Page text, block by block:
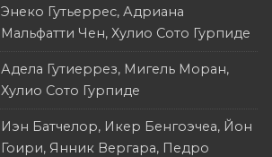
Энеко Гутьеррес, Адриана
Мальфатти Чен, Хулио Сото Гурпиде
Адела Гутиеррез, Мигель Моран,
Хулио Сото Гурпиде
Иэн Батчелор, Икер Бенгоэчеа, Йон
Гоири, Янник Вергара, Педро